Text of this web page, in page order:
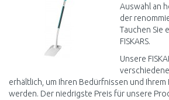
Auswahl an
der
Tauchen Sie
FISKARS.
Unsere
erhältlich, um Ihren Bedürfnissen und
werden. Der niedrigste Preis für unsere